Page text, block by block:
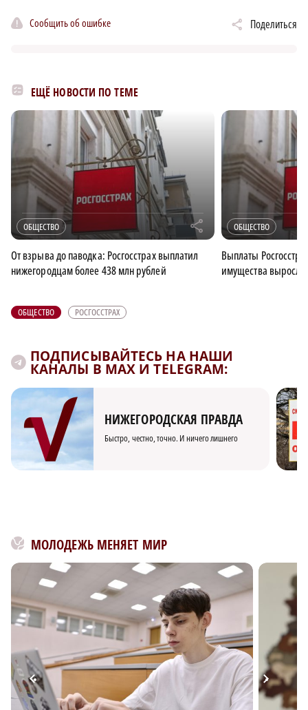
Сообщить об ошибке Поделиться
ЕЩЁ НОВОСТИ ПО ТЕМЕ
ОБЩЕСТВО r
От взрыва до паводка: Росгосстрах выплатил
нижегородцам более 438 млн рублей
ОБЩЕСТВО
Выплаты
имущества выросли
ОБЩЕСТВО РОСГОССТРАХ
ПОДПИСЫВАЙТЕСЬ НА НАШИ
КАНАЛЫ В MAX И TELEGRAM:
НИЖЕГОРОДСКАЯ ПРАВДА
Быстро, честно, точно. И ничего лишнего
МОЛОДЕЖЬ МЕНЯЕТ МИР